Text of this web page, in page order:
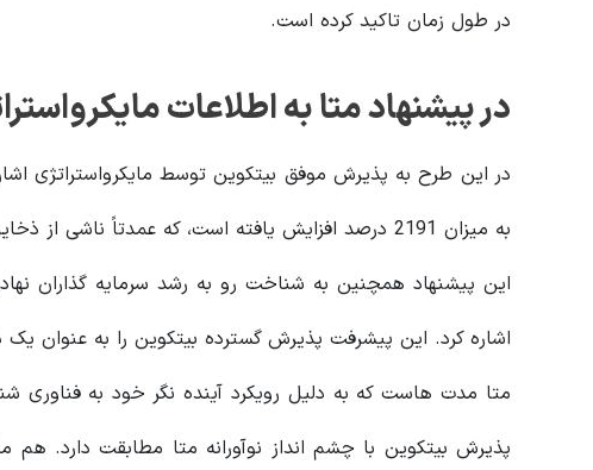
در طول زمان تاکید کرده است.
در پیشنهاد متا به اطلاعات
در این طرح به پذیرش موفق بیتکوین توسط مایکرواستراتژی
به میزان 2191 درصد افزایش یافته است، که عمدتاً ناشی از ذخایر قابل توجه بیت‌کوین آن است.
این پیشنهاد همچنین به شناخت رو به رشد سرمایه گذاران
اشاره کرد. این پیشرفت پذیرش گسترده بیتکوین را به عنوان
متا مدت هاست که به دلیل رویکرد آینده نگر خود به فناوری
پذیرش بیتکوین با چشم انداز نوآورانه متا مطابقت دارد. هم